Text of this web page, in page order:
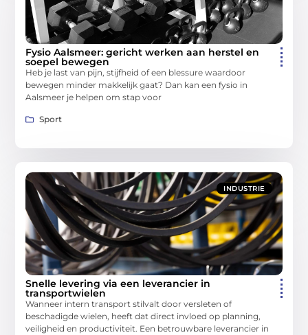
Fysio Aalsmeer: gericht werken aan herstel en
soepel bewegen
Heb je last van pijn, stijfheid of een blessure waardoor
bewegen minder makkelijk gaat? Dan kan een fysio in
Aalsmeer je helpen om stap voor
Sport
INDUSTRIE
Snelle levering via een leverancier in
transportwielen
Wanneer intern transport stilvalt door versleten of
beschadigde wielen, heeft dat direct invloed op planning,
veiligheid en productiviteit. Een betrouwbare leverancier in